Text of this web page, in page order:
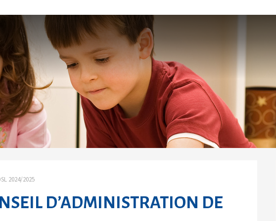
2024/2025
D’ADMINISTRATION DE